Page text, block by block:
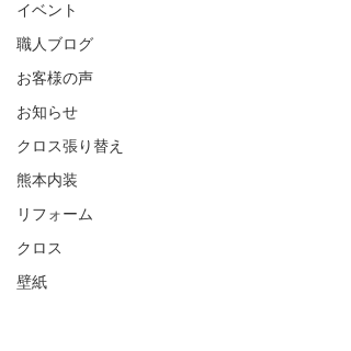
イベント
職人ブログ
お客様の声
お知らせ
クロス張り替え
熊本内装
リフォーム
クロス
壁紙